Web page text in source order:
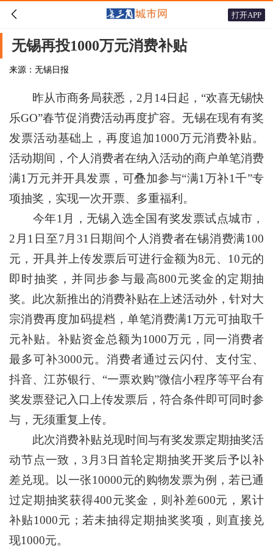
 打开APP
无锡再投1000万元消费补贴
来源：无锡日报
昨从市商务局获悉，2月14日起，“欢喜无锡快
乐GO”春节促消费活动再度扩容。无锡在现有有奖
发票活动基础上，再度追加1000万元消费补贴。
活动期间，个人消费者在纳入活动的商户单笔消费
满1万元并开具发票，可叠加参与“满1万补1千”专
项抽奖，实现一次开票、多重福利。
今年1月，无锡入选全国有奖发票试点城市，
2月1日至7月31日期间个人消费者在锡消费满100
元，开具并上传发票后可进行金额为8元、10元的
即时抽奖，并同步参与最高800元奖金的定期抽
奖。此次新推出的消费补贴在上述活动外，针对大
宗消费再度加码提档，单笔消费满1万元可抽取千
元补贴。补贴资金总额为1000万元，同一消费者
最多可补3000元。消费者通过云闪付、支付宝、
抖音、江苏银行、“一票欢购”微信小程序等平台有
奖发票登记入口上传发票后，符合条件即可同时参
与，无须重复上传。
此次消费补贴兑现时间与有奖发票定期抽奖活
动节点一致，3月3日首轮定期抽奖开奖后予以补
差兑现。以一张10000元的购物发票为例，若已通
过定期抽奖获得400元奖金，则补差600元，累计
补贴1000元；若未抽得定期抽奖奖项，则直接兑
现1000元。